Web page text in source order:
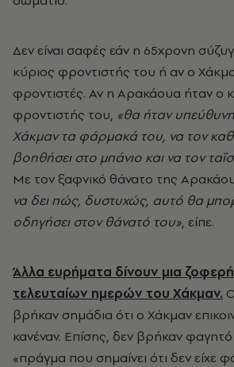
Δεν είναι σαφές εάν η 65χρονη
κύριος φροντιστής του ή αν ο
φροντιστές. Αν η Αρακάουα ήταν ο
φροντιστής του, «θα ήταν
Χάκμαν τα φάρμακά του, να τον
βοηθήσει στο μπάνιο και να τον
Με τον ξαφνικό θάνατο της
να δει πώς, δυστυχώς, αυτό θα
οδηγήσει στον θάνατό του», είπε.
Άλλα ευρήματα δίνουν μια
τελευταίων ημερών του Χάκμαν.
βρήκαν σημάδια ότι ο Χάκμαν
κανέναν. Επίσης, δεν βρήκαν
«πράγμα που σημαίνει ότι δεν είχε